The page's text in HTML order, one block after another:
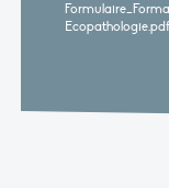
Ecopathologie.pdf